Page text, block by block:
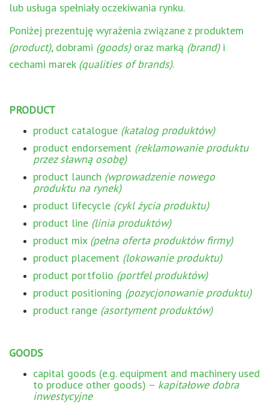
lub usługa spełniały oczekiwania rynku.
Poniżej prezentuję wyrażenia związane z produktem
(product), dobrami (goods)oraz marką (brand)i
cechami marek (qualities of brands).
PRODUCT
product catalogue (katalog produktów)
product endorsement (reklamowanie produktu
przez sławną osobę)
product launch (wprowadzenie nowego
produktu na rynek)
product lifecycle (cykl życia produktu)
product line (linia produktów)
product mix (pełna oferta produktów firmy)
product placement (lokowanie produktu)
product portfolio (portfel produktów)
product positioning (pozycjonowanie produktu)
product range (asortyment produktów)
GOODS
capital goods (e.g. equipment and machinery used
to produce other goods) – kapitałowe dobra
inwestycyjne